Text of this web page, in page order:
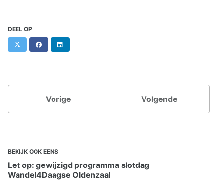
DEEL OP
Facebook
Vorige Volgende
BEKIJK OOK EENS
Let op: gewijzigd programma slotdag
Wandel4Daagse Oldenzaal